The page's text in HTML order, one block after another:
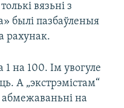
вязьні з
былі пазбаўленыя
рахунак.
на 100. Ім увогуле
А „экстрэмістам“
абмежаваньні на